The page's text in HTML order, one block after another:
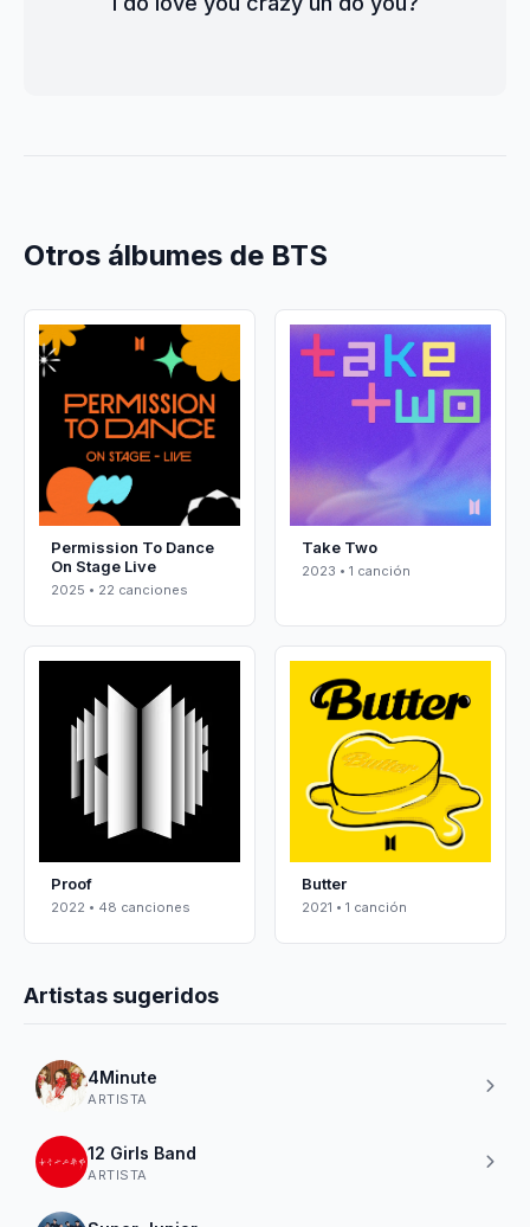
Otros álbumes de BTS
Permission To Dance
On Stage Live
2025 • 22 canciones
Take Two
2023 • 1 canción
Proof
2022 • 48 canciones
Butter
2021 • 1 canción
Artistas sugeridos
4Minute
ARTISTA
12 Girls Band
ARTISTA